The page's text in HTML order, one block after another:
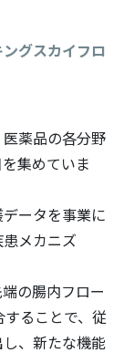
グスカイフロ
薬品の各分野
集めていま
ータを事業に
メカニズ
の腸内フロー
ることで、従
、新たな機能